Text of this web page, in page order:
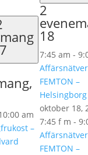
am
–
2
18
7:45 am -
FEMTON –
Helsingborg
oktober 18,
7:45 f m -
FEMTON –